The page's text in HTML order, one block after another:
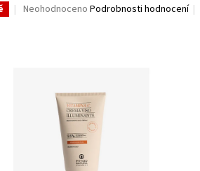
Průměrné
hvězdiček.
Neohodnoceno Podrobnosti hodnocení